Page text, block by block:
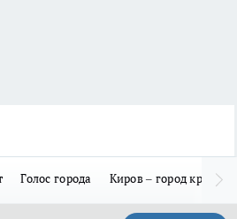
Голос города Киров – город